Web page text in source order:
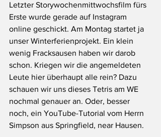
Letzter Storywochenmittwochsfilm fürs
Erste wurde gerade auf Instagram
online geschickt. Am Montag startet ja
unser Winterferienprojekt. Ein klein
wenig Fracksausen haben wir darob
schon. Kriegen wir die angemeldeten
Leute hier überhaupt alle rein? Dazu
schauen wir uns dieses Tetris am WE
nochmal genauer an. Oder, besser
noch, ein YouTube-Tutorial vom Herrn
Simpson aus Springfield, near Hausen.